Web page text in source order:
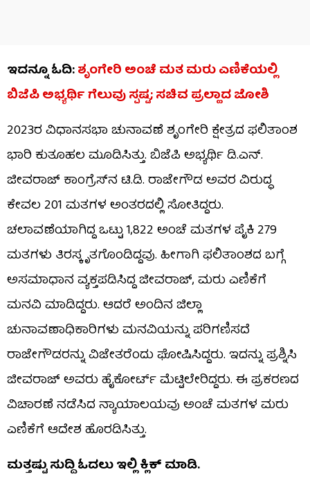
ಇದನ್ನೂ ಓದಿ:ಶೃಂಗೇರಿ ಅಂಚೆ ಮತ ಮರು ಎಣಿಕೆಯಲ್ಲಿ
ಬಿಜೆಪಿ ಅಭ್ಯರ್ಥಿ ಗೆಲುವು ಸ್ಪಷ್ಟ; ಸಚಿವ ಪ್ರಲ್ಹಾದ ಜೋಶಿ
2023ರ ವಿಧಾನಸಭಾ ಚುನಾವಣೆ ಶೃಂಗೇರಿ ಕ್ಷೇತ್ರದ ಫಲಿತಾಂಶ
ಭಾರಿ ಕುತೂಹಲ ಮೂಡಿಸಿತ್ತು. ಬಿಜೆಪಿ ಅಭ್ಯರ್ಥಿ ಡಿ.ಎನ್.
ಜೀವರಾಜ್ ಕಾಂಗ್ರೆಸ್​​ನ ಟಿ.ಡಿ. ರಾಜೇಗೌಡ ಅವರ ವಿರುದ್ಧ
ಕೇವಲ 201 ಮತಗಳ ಅಂತರದಲ್ಲಿ ಸೋತಿದ್ದರು.
ಚಲಾವಣೆಯಾಗಿದ್ದ ಒಟ್ಟು 1,822 ಅಂಚೆ ಮತಗಳ ಪೈಕಿ 279
ಮತಗಳು ತಿರಸ್ಕೃತಗೊಂಡಿದ್ದವು. ಹೀಗಾಗಿ ಫಲಿತಾಂಶದ ಬಗ್ಗೆ
ಅಸಮಾಧಾನ ವ್ಯಕ್ತಪಡಿಸಿದ್ದ ಜೀವರಾಜ್, ಮರು ಎಣಿಕೆಗೆ
ಮನವಿ ಮಾಡಿದ್ದರು. ಆದರೆ ಅಂದಿನ ಜಿಲ್ಲಾ
ಚುನಾವಣಾಧಿಕಾರಿಗಳು ಮನವಿಯನ್ನು ಪರಿಗಣಿಸದೆ
ರಾಜೇಗೌಡರನ್ನು ವಿಜೇತರೆಂದು ಘೋಷಿಸಿದ್ದರು. ಇದನ್ನು ಪ್ರಶ್ನಿಸಿ
ಜೀವರಾಜ್ ಅವರು ಹೈಕೋರ್ಟ್ ಮೆಟ್ಟಿಲೇರಿದ್ದರು. ಈ ಪ್ರಕರಣದ
ವಿಚಾರಣೆ ನಡೆಸಿದ ನ್ಯಾಯಾಲಯವು ಅಂಚೆ ಮತಗಳ ಮರು
ಎಣಿಕೆಗೆ ಆದೇಶ ಹೊರಡಿಸಿತ್ತು.
ಮತ್ತಷ್ಟು ಸುದ್ದಿ ಓದಲು ಇಲ್ಲಿ ಕ್ಲಿಕ್​​ ಮಾಡಿ.